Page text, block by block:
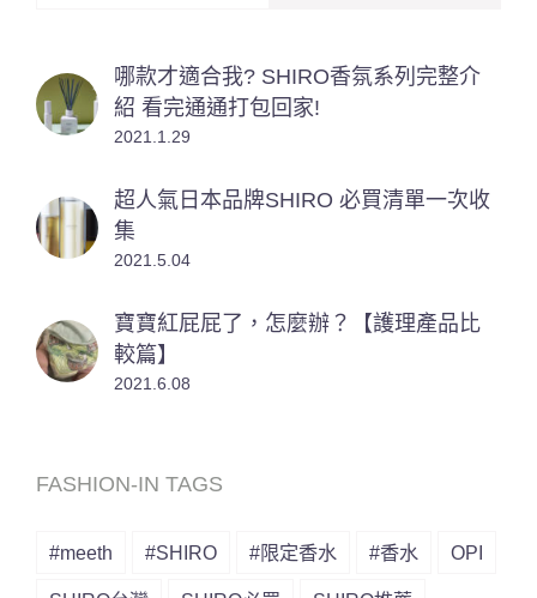
哪款才適合我? SHIRO香氛系列完整介
紹 看完通通打包回家!
2021.1.29
超人氣日本品牌SHIRO 必買清單一次收
集
2021.5.04
寶寶紅屁屁了，怎麼辦？【護理產品比
較篇】
2021.6.08
FASHION-IN TAGS
#meeth #SHIRO #限定香水 #香水 OPI